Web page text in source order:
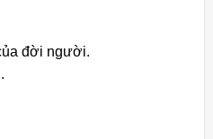
đời người.